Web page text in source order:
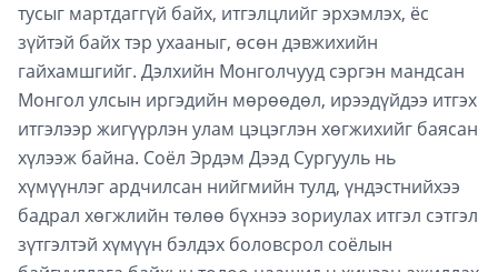
тусыг мартдаггүй байх, итгэлцлийг эрхэмлэх, ёс
зүйтэй байх тэр ухааныг, өсөн дэвжихийн
гайхамшгийг. Дэлхийн Монголчууд сэргэн мандсан
Монгол улсын иргэдийн мөрөөдөл, ирээдүйдээ итгэх
итгэлээр жигүүрлэн улам цэцэглэн хөгжихийг баясан
хүлээж байна. Соёл Эрдэм Дээд Сургууль нь
хүмүүнлэг ардчилсан нийгмийн тулд, үндэстнийхээ
бадрал хөгжлийн төлөө бүхнээ зориулах итгэл сэтгэл
зүтгэлтэй хүмүүн бэлдэх боловсрол соёлын